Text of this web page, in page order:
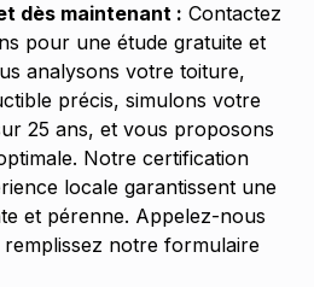
dès maintenant : Contactez
pour une étude gratuite et
analysons votre toiture,
précis, simulons votre
25 ans, et vous proposons
Notre certification
locale garantissent une
et pérenne. Appelez-nous
notre formulaire